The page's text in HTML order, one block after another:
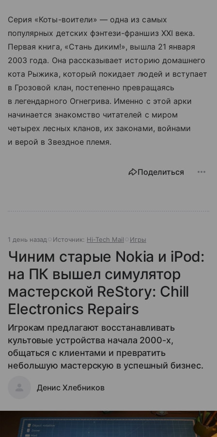
Серия «Коты-воители» — одна из самых
популярных детских фэнтези-франшиз XXI века.
Первая книга, «Стань диким!», вышла 21 января
2003 года. Она рассказывает историю домашнего
кота Рыжика, который покидает людей и вступает
в Грозовой клан, постепенно превращаясь
в легендарного Огнегрива. Именно с этой арки
начинается знакомство читателей с миром
четырех лесных кланов, их законами, войнами
и верой в Звездное племя.
Поделиться
1 день назад Источник: Hi-Tech Mail Игры
Чиним старые Nokia и iPod:
на ПК вышел симулятор
мастерской ReStory: Chill
Electronics Repairs
Игрокам предлагают восстанавливать
культовые устройства начала 2000-х,
общаться с клиентами и превратить
небольшую мастерскую в успешный бизнес.
Денис Хлебников